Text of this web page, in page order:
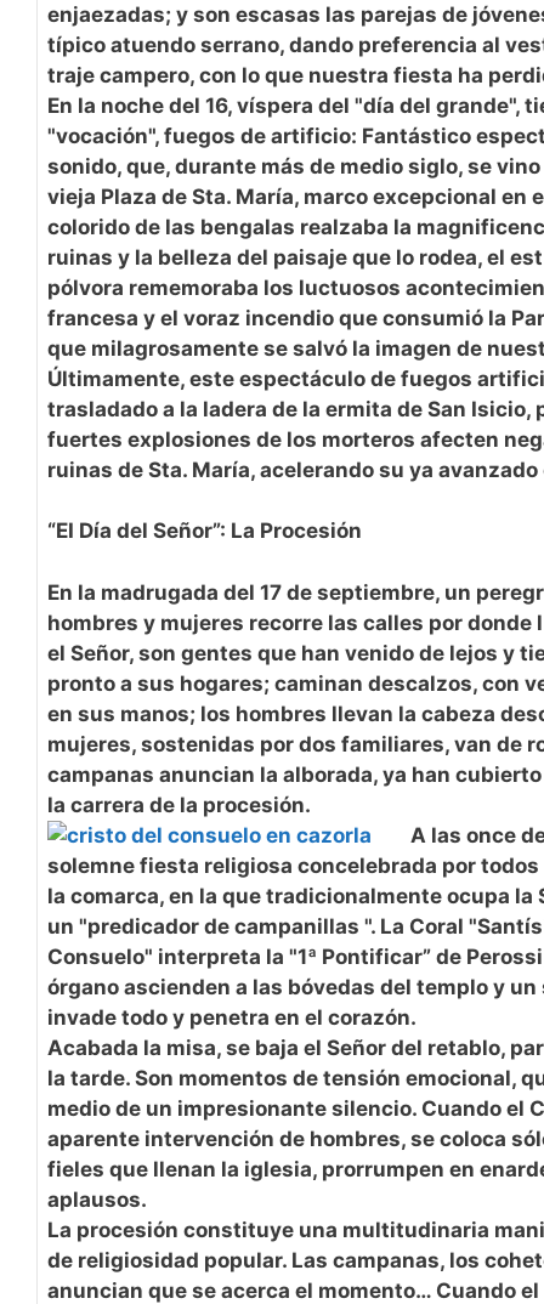
enjaezadas; y son escasas las parejas de
típico atuendo serrano, dando preferencia al
traje campero, con lo que nuestra fiesta ha
En la noche del 16, víspera del "día del grande",
"vocación", fuegos de artificio: Fantástico
sonido, que, durante más de medio siglo, se
vieja Plaza de Sta. María, marco excepcional en
colorido de las bengalas realzaba la
ruinas y la belleza del paisaje que lo rodea, el
pólvora rememoraba los luctuosos
francesa y el voraz incendio que consumió la
que milagrosamente se salvó la imagen de
Últimamente, este espectáculo de fuegos
trasladado a la ladera de la ermita de San Isicio,
fuertes explosiones de los morteros afecten
ruinas de Sta. María, acelerando su ya
“EI Día del Señor”: La Procesión
En la madrugada del 17 de septiembre, un
hombres y mujeres recorre las calles por donde
el Señor, son gentes que han venido de lejos y
pronto a sus hogares; caminan descalzos, con
en sus manos; los hombres llevan la cabeza
mujeres, sostenidas por dos familiares, van de
campanas anuncian la alborada, ya han
la carrera de la procesión.
A las once
solemne fiesta religiosa concelebrada por
la comarca, en la que tradicionalmente ocupa la
un "predicador de campanillas ". La Coral
Consuelo" interpreta la "1ª Pontificar” de
órgano ascienden a las bóvedas del templo y
invade todo y penetra en el corazón.
Acabada la misa, se baja el Señor del retablo,
la tarde. Son momentos de tensión emocional,
medio de un impresionante silencio. Cuando el
aparente intervención de hombres, se coloca
fieles que llenan la iglesia, prorrumpen en
aplausos.
La procesión constituye una multitudinaria
de religiosidad popular. Las campanas, los
anuncian que se acerca el momento… Cuando el